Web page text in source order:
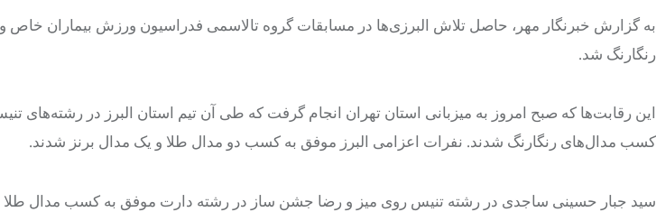
به گزارش خبرنگار مهر، حاصل تلاش البرزی‌ها در مسابقات گروه تالاسمی فدراسیون ورزش بیماران
رنگارنگ شد.
این رقابت‌ها که صبح امروز به میزبانی استان تهران انجام گرفت که طی آن تیم استان البرز در رشته‌های
کسب مدال‌های رنگارنگ شدند. نفرات اعزامی البرز موفق به کسب دو مدال طلا و یک مدال برنز شدند.
سید جبار حسینی ساجدی در رشته تنیس روی میز و رضا جشن ساز در رشته دارت موفق به کسب مدال طلا